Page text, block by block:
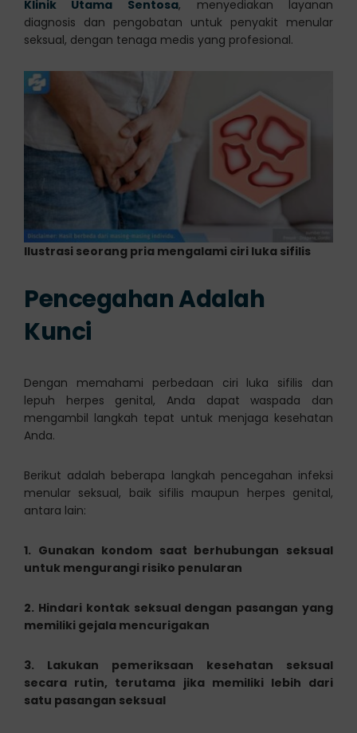
Klinik Utama Sentosa, menyediakan layanan
diagnosis dan pengobatan untuk penyakit menular
seksual, dengan tenaga medis yang profesional.
Ilustrasi seorang pria mengalami ciri luka sifilis
Pencegahan Adalah
Kunci
Dengan memahami perbedaan ciri luka sifilis dan
lepuh herpes genital, Anda dapat waspada dan
mengambil langkah tepat untuk menjaga kesehatan
Anda.
Berikut adalah beberapa langkah pencegahan infeksi
menular seksual, baik sifilis maupun herpes genital,
antara lain:
1. Gunakan kondom saat berhubungan seksual
untuk mengurangi risiko penularan
2. Hindari kontak seksual dengan pasangan yang
memiliki gejala mencurigakan
3. Lakukan pemeriksaan kesehatan seksual
secara rutin, terutama jika memiliki lebih dari
satu pasangan seksual